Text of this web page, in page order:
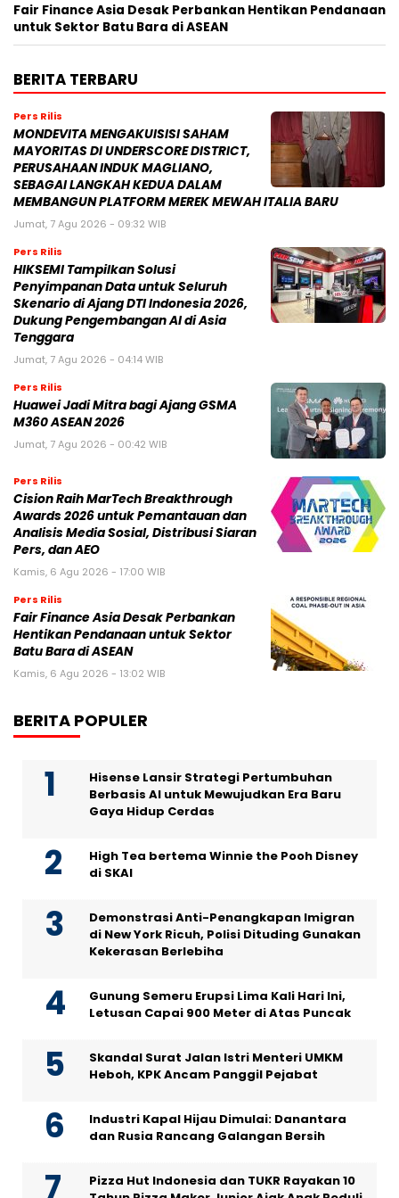
Fair Finance Asia Desak Perbankan Hentikan Pendanaan
untuk Sektor Batu Bara di ASEAN
BERITA TERBARU
Pers Rilis
MONDEVITA MENGAKUISISI SAHAM
MAYORITAS DI UNDERSCORE DISTRICT,
PERUSAHAAN INDUK MAGLIANO,
SEBAGAI LANGKAH KEDUA DALAM
MEMBANGUN PLATFORM MEREK MEWAH ITALIA BARU
Jumat, 7 Agu 2026 - 09:32 WIB
Pers Rilis
HIKSEMI Tampilkan Solusi
Penyimpanan Data untuk Seluruh
Skenario di Ajang DTI Indonesia 2026,
Dukung Pengembangan AI di Asia
Tenggara
Jumat, 7 Agu 2026 - 04:14 WIB
Pers Rilis
Huawei Jadi Mitra bagi Ajang GSMA
M360 ASEAN 2026
Jumat, 7 Agu 2026 - 00:42 WIB
Pers Rilis
Cision Raih MarTech Breakthrough
Awards 2026 untuk Pemantauan dan
Analisis Media Sosial, Distribusi Siaran
Pers, dan AEO
Kamis, 6 Agu 2026 - 17:00 WIB
Pers Rilis
Fair Finance Asia Desak Perbankan
Hentikan Pendanaan untuk Sektor
Batu Bara di ASEAN
Kamis, 6 Agu 2026 - 13:02 WIB
BERITA POPULER
Hisense Lansir Strategi Pertumbuhan
Berbasis AI untuk Mewujudkan Era Baru
Gaya Hidup Cerdas
High Tea bertema Winnie the Pooh Disney
di SKAI
Demonstrasi Anti-Penangkapan Imigran
di New York Ricuh, Polisi Dituding Gunakan
Kekerasan Berlebiha
Gunung Semeru Erupsi Lima Kali Hari Ini,
Letusan Capai 900 Meter di Atas Puncak
Skandal Surat Jalan Istri Menteri UMKM
Heboh, KPK Ancam Panggil Pejabat
Industri Kapal Hijau Dimulai: Danantara
dan Rusia Rancang Galangan Bersih
Pizza Hut Indonesia dan TUKR Rayakan 10